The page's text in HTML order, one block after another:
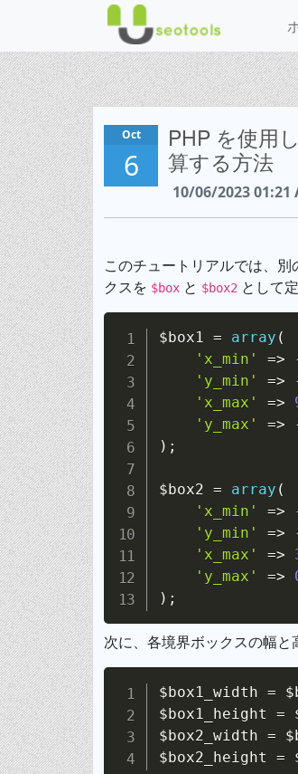
Oct
6
PHP を使用
算する方法
10/06/2023 01:21
このチュートリアルでは、
クスを $box と $box2 として
$box1 = array (
'x_min'
=>
'y_min'
=>
'x_max'
=>
'y_max'
=>
) ;
$box2 = array (
'x_min'
=>
'y_min'
=>
'x_max'
=>
'y_max'
=>
) ;
次に、各境界ボックスの幅と
$box1_width =
$box1_height
=
$box2_width =
$box2_height
=